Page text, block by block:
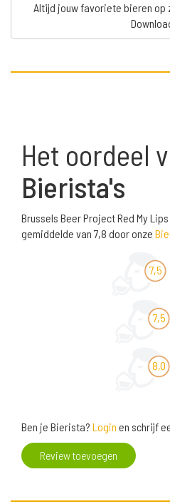
Altijd jouw favoriete bieren op
Het oordeel
Bierista's
Brussels Beer Project Red My
gemiddelde van 7,8 door onze
7,5
7,5
8,0
Ben je Bierista? Login en schrijf
Review toevoegen